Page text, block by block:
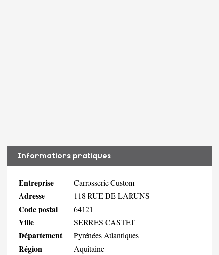
Informations pratiques
Entreprise Carrosserie Custom
Adresse 118 RUE DE LARUNS
Code postal 64121
Ville SERRES CASTET
Département Pyrénées Atlantiques
Région Aquitaine